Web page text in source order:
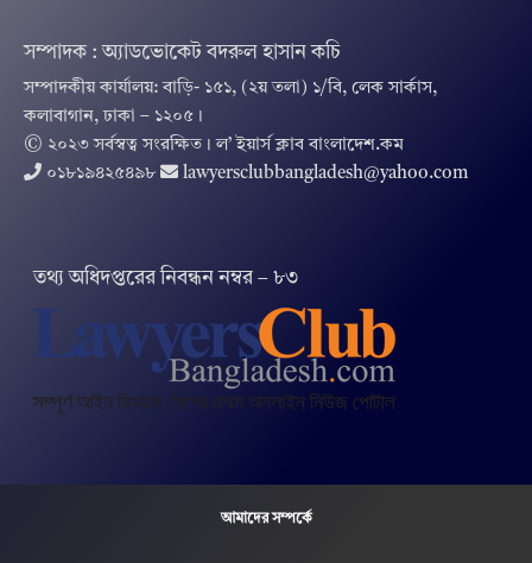
সম্পাদক : অ্যাডভোকেট বদরুল হাসান কচি
সম্পাদকীয় কার্যালয়: বাড়ি- ১৫১, (২য় তলা) ১/বি, লেক সার্কাস,
কলাবাগান, ঢাকা – ১২০৫।
© ২০২৩ সর্বস্বত্ব সংরক্ষিত । ল’ ইয়ার্স ক্লাব বাংলাদেশ.কম
০১৮১৯৪২৫৪৯৮
lawyersclubbangladesh@yahoo.com
তথ‌্য অ‌ধিদপ্ত‌রের নিবন্ধন নম্বর – ৮৩
আমাদের সম্পর্কে